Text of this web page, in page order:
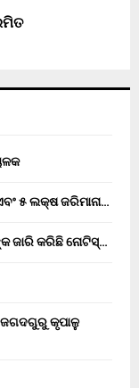
₹୫ ଲକ୍ଷ ଜରିମାନା…
ଜାରି କରିଛି ନୋଟିସ୍…
ଜଗଦଗୁରୁ କୃପାଳୁ